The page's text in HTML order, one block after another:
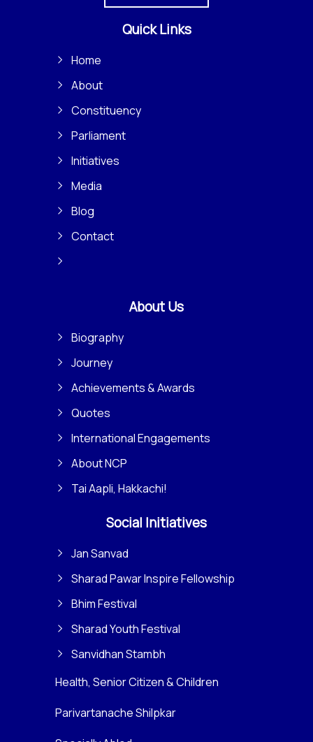
Quick Links
Home
About
Constituency
Parliament
Initiatives
Media
Blog
Contact
About Us
Biography
Journey
Achievements & Awards
Quotes
International Engagements
About NCP
Tai Aapli, Hakkachi!
Social Initiatives
Jan Sanvad
Sharad Pawar Inspire Fellowship
Bhim Festival
Sharad Youth Festival
Sanvidhan Stambh
Health, Senior Citizen & Children
Parivartanache Shilpkar